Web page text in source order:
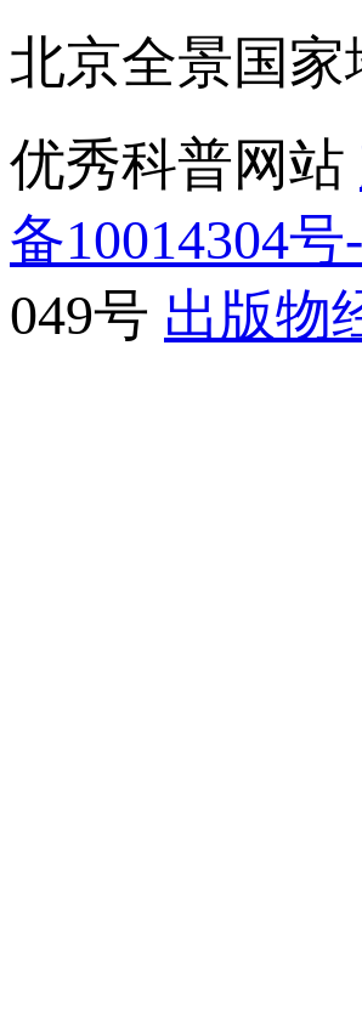
北京全景国
优秀科普网站
备10014304号
049号 出版物